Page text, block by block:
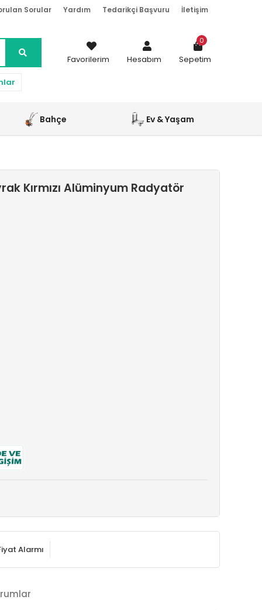
Sorular Yardım Tedarikçi Başvuru İletişim
Favorilerim Hesabım Sepetim
0
Bahçe Ev & Yaşam
Kırmızı Alüminyum Radyatör
Alarmı